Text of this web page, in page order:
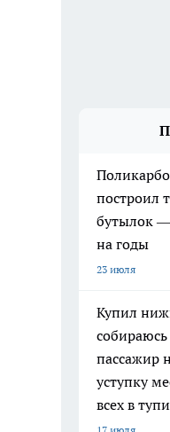
построил
бутылок
на годы
23 июля
Купил
собираюсь
пассажир
уступку
всех в